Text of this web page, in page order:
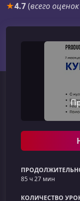
★4.7(всего оценок
85 ч 27 мин
КОЛИЧЕСТВО